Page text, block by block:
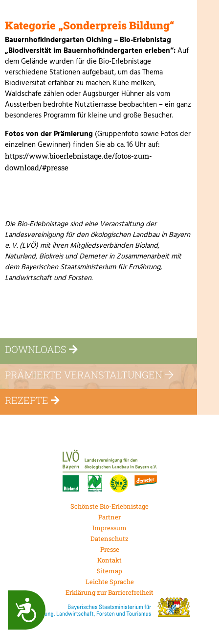
Zug&auml;nglichkeit
Kategorie „Sonderpreis Bildung“
Bauernhofkindergarten Olching – Bio-Erlebnistag
„Biodiversität im Bauernhofkindergarten erleben“:Auf
dem Gelände wurden für die Bio-Erlebnistage
verschiedene Stationen aufgebaut, um das Thema
Biodiversität erfahbar zu machen. Kühe melken,
Waldschafe zählen oder Augsburger Hühner als vom
Aussterben bedrohte Nutztierrasse beobachten – ein ganz
besonderes Programm für kleine und große Besucher.
Fotos von der Prämierung (Gruppenfoto sowie Fotos der
einzelnen Gewinner) finden Sie ab ca. 16 Uhr auf:
https://www.bioerlebnistage.de/fotos-zum-
download/#presse
Die Bio-Erlebnistage sind eine Veranstaltung der
Landesvereinigung für den ökologischen Landbau in Bayern
e. V. (LVÖ) mit ihren Mitgliedsverbänden Bioland,
Naturland, Biokreis und Demeter in Zusammenarbeit mit
dem Bayerischen Staatsministerium für Ernährung,
Landwirtschaft und Forsten.
DOWNLOADS
PRÄMIERTE VERANSTALTUNGEN
REZEPTE
Schönste Bio-Erlebnistage
Partner
Impressum
Datenschutz
Presse
Kontakt
Sitemap
Leichte Sprache
Erklärung zur Barrierefreiheit